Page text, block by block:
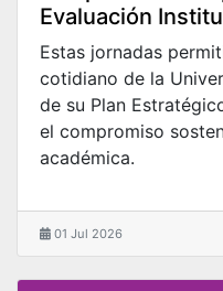
Evaluación
Estas jornadas
cotidiano de la
de su Plan
el compromiso
académica.
01 Jul 2026